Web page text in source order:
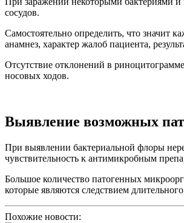
сосудов.
Самостоятельно определить, что значит
анамнез, характер жалоб пациента,
Отсутствие отклонений в
носовых ходов.
Выявление возможных
При выявлении бактериальной флоры
чувствительность к антимикробным
Большое количество патогенных
которые являются следствием
Похожие новости: